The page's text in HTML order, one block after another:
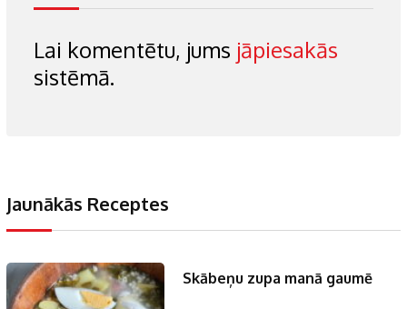
Lai komentētu, jums jāpiesakās
sistēmā.
Jaunākās Receptes
Skābeņu zupa manā gaumē